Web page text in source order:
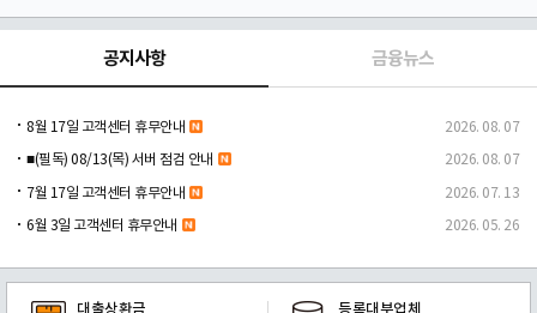
공지사항 금융뉴스
8월 17일 고객센터 휴무안내 2026. 08. 07
■(필독) 08/13(목) 서버 점검 안내 2026. 08. 07
7월 17일 고객센터 휴무안내 2026. 07. 13
6월 3일 고객센터 휴무안내 2026. 05. 26
대출상환금
등록대부업체